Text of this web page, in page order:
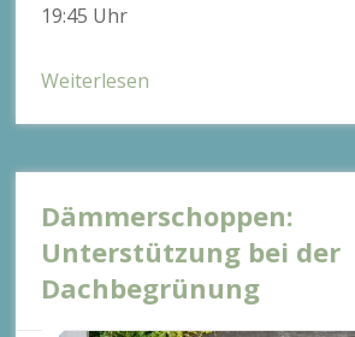
19:45 Uhr
Weiterlesen
Dämmerschoppen:
Unterstützung bei der
Dachbegrünung